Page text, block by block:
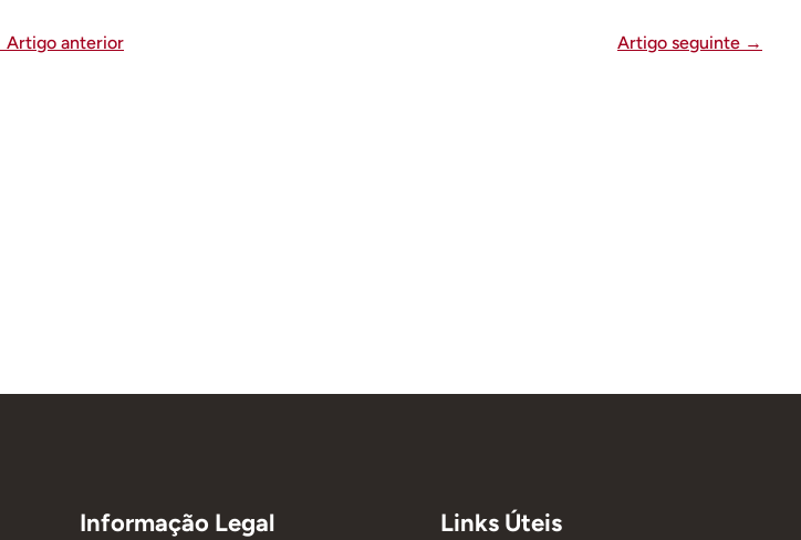
Artigo anterior Artigo seguinte →
Informação Legal Links Úteis